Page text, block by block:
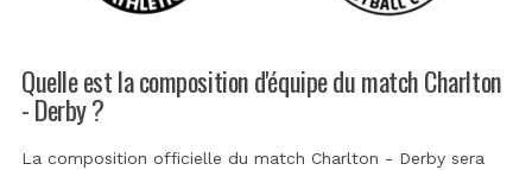
Quelle est la composition d'équipe du match Charlton
- Derby ?
La composition officielle du match Charlton - Derby sera